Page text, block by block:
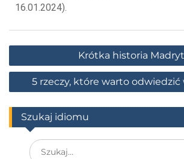
16.01.2024).
Krótka historia
5 rzeczy, które warto odwiedzić
Szukaj idiomu